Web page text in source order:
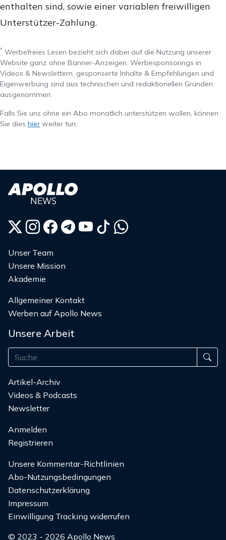
enthalten sind, sowie einer variablen freiwilligen
Unterstützer-Zahlung.
* Werbefreies Lesen bezieht sich dabei auf die Nutzung unserer
Website ganz ohne Banner-Anzeigen. Werbesponsorings in
Videos & Newslettern, gesponserte Inhalte & Empfehlungen und
Eigenwerbung sind aus technischen und redaktionellen Gründen
ausgenommen.
Falls Sie uns ohne ein Abo monatlich unterstützen wollen, können
Sie dies hier weiter tun.
Unser Team
Unsere Mission
Akademie
Allgemeiner Kontakt
Werben auf Apollo News
Unsere Arbeit
Artikel-Archiv
Videos & Podcasts
Newsletter
Anmelden
Registrieren
Unsere Kommentar-Richtlinien
Abo-Nutzungsbedingungen
Datenschutzerklärung
Impressum
Einwilligung Tracking widerrufen
© 2023 - 2026 Apollo News